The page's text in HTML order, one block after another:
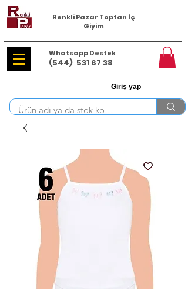
Renkli Pazar Toptan İç
Giyim
Whatsapp Destek
(544) 531 67 38
Giriş yap